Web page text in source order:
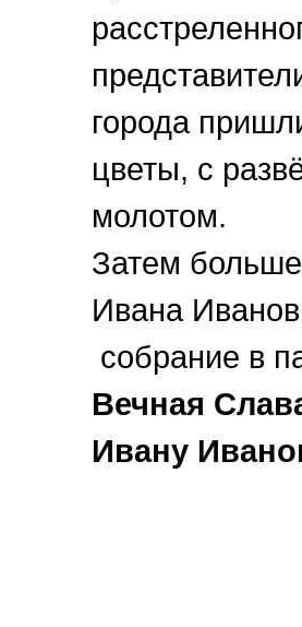
города
цветы, с
молотом.
Затем
Ивана
собрание в
Вечная
Ивану